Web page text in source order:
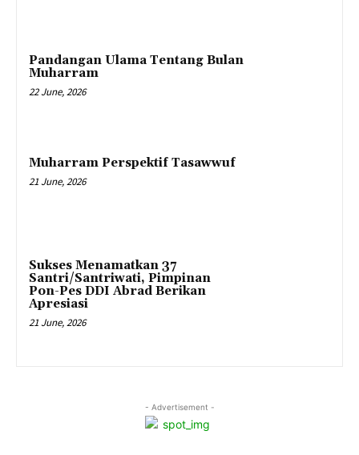
Pandangan Ulama Tentang Bulan
Muharram
22 June, 2026
Muharram Perspektif Tasawwuf
21 June, 2026
Sukses Menamatkan 37
Santri/Santriwati, Pimpinan
Pon-Pes DDI Abrad Berikan
Apresiasi
21 June, 2026
- Advertisement -